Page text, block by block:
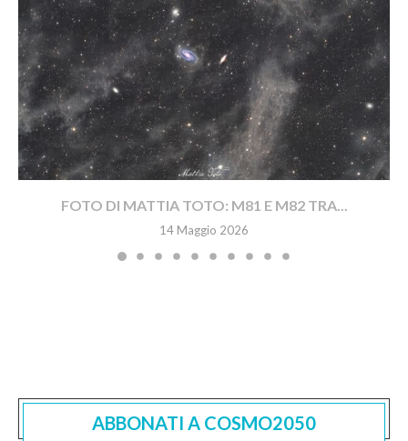
FOTO DI MATTIA TOTO: M81 E M82 TRA...
14 Maggio 2026
ABBONATI A COSMO2050